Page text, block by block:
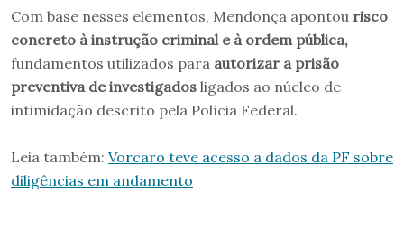
Com base nesses elementos, Mendonça apontou risco
concreto à instrução criminal e à ordem pública,
fundamentos utilizados para autorizar a prisão
preventiva de investigados ligados ao núcleo de
intimidação descrito pela Polícia Federal.
Leia também: Vorcaro teve acesso a dados da PF sobre
diligências em andamento